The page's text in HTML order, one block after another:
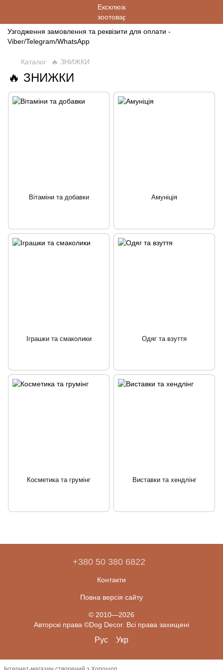
Узгодження замовлення та реквізити для оплати -
Viber/Telegram/WhatsApp
Каталог 🔥 ЗНИЖКИ
🔥 ЗНИЖКИ
Вітаміни та добавки Амуніція
Іграшки та смаколики Одяг та взуття
Косметика та грумінг Виставки та хендлінг
+380 50 380 6822
Контакти
Повна версія сайту
© 2010—2026
Авторскі права ©Dog Decor. Всі права захищені
Рус Укр